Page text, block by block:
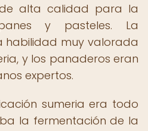
alta calidad para la
y pasteles. La
habilidad muy valorada
y los panaderos eran
expertos.
sumeria era todo
la fermentación de la